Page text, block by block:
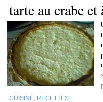
tarte au crabe
CUISINE, RECETTES